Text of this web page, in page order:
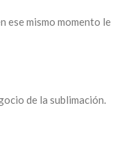
ese mismo momento le
de la sublimación.